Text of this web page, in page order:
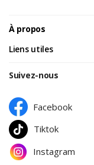
À propos
Liens utiles
Suivez-nous
Facebook
Tiktok
Instagram